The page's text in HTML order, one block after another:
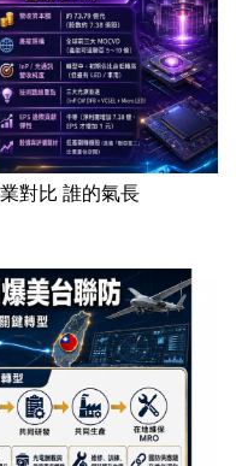
對比 誰的氣長